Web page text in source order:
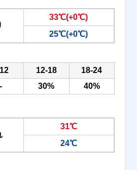
33℃(+0℃)
25℃(+0℃)
12-18
18-24
- 30% 40%
31℃
24℃